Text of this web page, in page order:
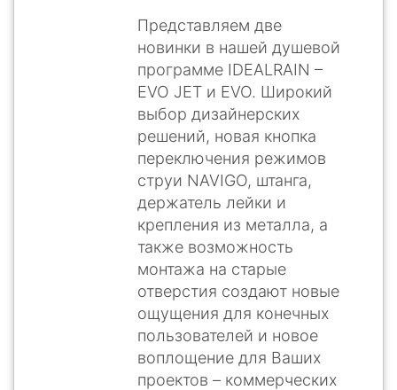
Представляем две
новинки в нашей душевой
программе IDEALRAIN –
EVO JET и EVO. Широкий
выбор дизайнерских
решений, новая кнопка
переключения режимов
струи NAVIGO, штанга,
держатель лейки и
крепления из металла, а
также возможность
монтажа на старые
отверстия создают новые
ощущения для конечных
пользователей и новое
воплощение для Ваших
проектов – коммерческих